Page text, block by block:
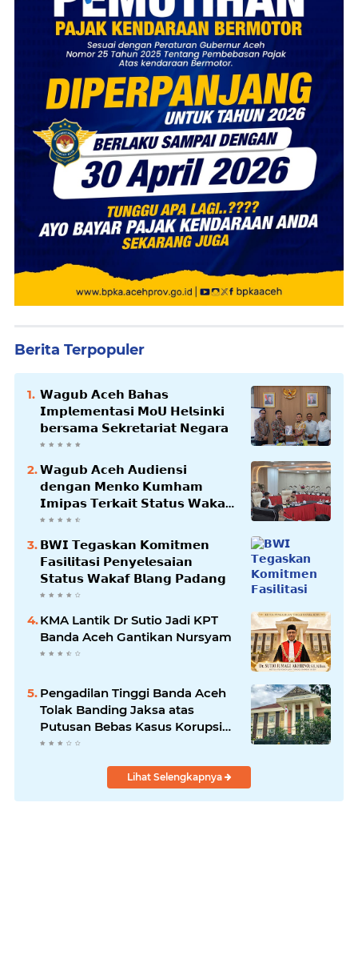
Berita Terpopuler
𝗪𝗮𝗴𝘂𝗯 𝗔𝗰𝗲𝗵 𝗕𝗮𝗵𝗮𝘀
𝗜𝗺𝗽𝗹𝗲𝗺𝗲𝗻𝘁𝗮𝘀𝗶 𝗠𝗼𝗨 𝗛𝗲𝗹𝘀𝗶𝗻𝗸𝗶
𝗯𝗲𝗿𝘀𝗮𝗺𝗮 𝗦𝗲𝗸𝗿𝗲𝘁𝗮𝗿𝗶𝗮𝘁 𝗡𝗲𝗴𝗮𝗿𝗮
𝗪𝗮𝗴𝘂𝗯 𝗔𝗰𝗲𝗵 𝗔𝘂𝗱𝗶𝗲𝗻𝘀𝗶
𝗱𝗲𝗻𝗴𝗮𝗻 𝗠𝗲𝗻𝗸𝗼 𝗞𝘂𝗺𝗵𝗮𝗺
𝗜𝗺𝗶𝗽𝗮𝘀 𝗧𝗲𝗿𝗸𝗮𝗶𝘁 𝗦𝘁𝗮𝘁𝘂𝘀 𝗪𝗮𝗸𝗮𝗳
𝗕𝗹𝗮𝗻𝗴𝗽𝗮𝗱𝗮𝗻𝗴
𝗕𝗪𝗜 𝗧𝗲𝗴𝗮𝘀𝗸𝗮𝗻 𝗞𝗼𝗺𝗶𝘁𝗺𝗲𝗻
𝗙𝗮𝘀𝗶𝗹𝗶𝘁𝗮𝘀𝗶 𝗣𝗲𝗻𝘆𝗲𝗹𝗲𝘀𝗮𝗶𝗮𝗻
𝗦𝘁𝗮𝘁𝘂𝘀 𝗪𝗮𝗸𝗮𝗳 𝗕𝗹𝗮𝗻𝗴 𝗣𝗮𝗱𝗮𝗻𝗴
KMA Lantik Dr Sutio Jadi KPT
Banda Aceh Gantikan Nursyam
Pengadilan Tinggi Banda Aceh
Tolak Banding Jaksa atas
Putusan Bebas Kasus Korupsi
Wastafel
Lihat Selengkapnya